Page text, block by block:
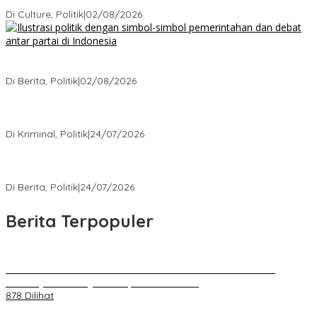
Di Culture, Politik|02/08/2026
Di Berita, Politik|02/08/2026
Di Kriminal, Politik|24/07/2026
Di Berita, Politik|24/07/2026
Berita Terpopuler
878 Dilihat